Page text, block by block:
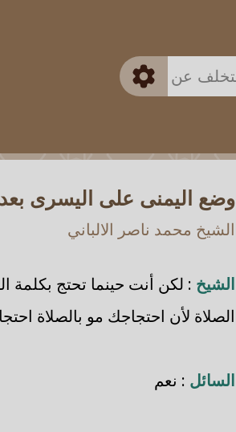
متقدم
وضع اليمنى على اليسرى
الشيخ محمد ناصر الالباني
الشيخ : لكن أنت حينما تحتج بكلمة
الصلاة لأن احتجاجك مو بالصلاة
السائل : نعم